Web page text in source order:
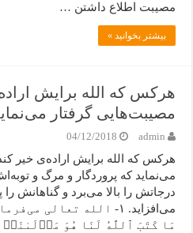
مصیبت اطلاع داشتن …
بیشتر بخوانید »
هرکس که الله برایش
مصیبت‌هایی گرفتار
admin
04/12/2018
هرکس که الله برایش اراده‌ی خیر
می‌نماید که پروردگار و مرگ و
درجاتش را بالا می‌برد و گناهانش
می‌افزاید. ۱- الله تعالی
مَا کَتَبَ ٱللَّهُ لَنَا هُوَ